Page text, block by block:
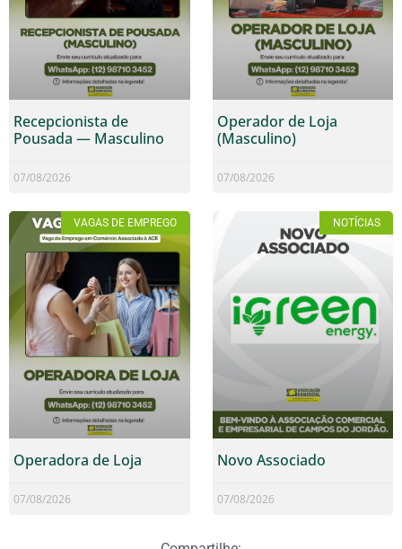
Recepcionista de
Pousada — Masculino
07/08/2026
Operador de Loja
(Masculino)
07/08/2026
VAGAS DE EMPREGO
Operadora de Loja
07/08/2026
NOTÍCIAS
Novo Associado
07/08/2026